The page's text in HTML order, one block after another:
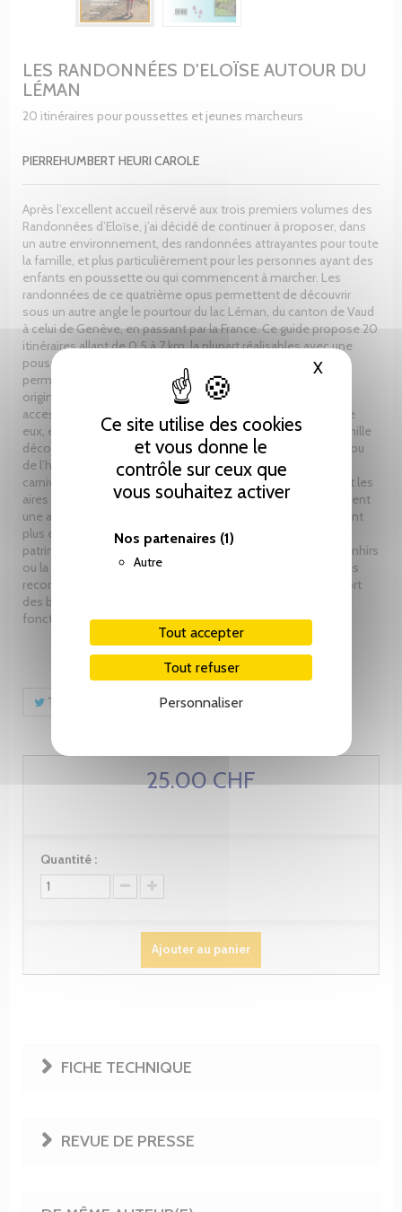
Ce site utilise des cookies
et vous donne le
contrôle sur ceux que
vous souhaitez activer
Nos partenaires (1)
Autre
Tout accepter
Tout refuser
Personnaliser
XMasquer
LES RANDONNÉES D'ELOÏSE AUTOUR DU
LÉMAN
20 itinéraires pour poussettes et jeunes marcheurs
PIERREHUMBERT HEURI CAROLE
Après l’excellent accueil réservé aux trois premiers volumes des
Randonnées d’Eloïse, j’ai décidé de continuer à proposer, dans
un autre environnement, des randonnées attrayantes pour toute
la famille, et plus particulièrement pour les personnes ayant des
enfants en poussette ou qui commencent à marcher. Les
randonnées de ce quatrième opus permettent de découvrir
sous un autre angle le pourtour du lac Léman, du canton de Vaud
à celui de Genève, en passant par la France. Ce guide propose 20
itinéraires allant de 0,5 à 7 km, la plupart réalisables avec une
poussette tout-terrain. Ils sont généralement circulaires et
permettent, selon les saisons, de découvrir des endroits
originaux tant en moyenne montagne qu’en plaine. Ils sont
accessibles en voiture et également, pour la majorité d’entre
eux, en transports publics. Lors de chaque randonnée, la famille
découvre des curiosités, qu’elles soient l’œuvre de la nature ou
de l’homme : des sources, des funiculaires, des plantes
carnivores, des plages de sable fin, etc. Les places de jeux et les
aires de pique-nique sont aussi signalées afin que tous passent
une agréable journée de détente. Dix doubles pages décrivent
plus en détail certains aspects scientifiques et culturels du
patrimoine lémanique tels que l’Escalade genevoise, les menhirs
ou la genèse du tourisme. Cet ouvrage donne également des
recommandations concernant les divers modes de transport
des bébés ainsi que le temps de marche des enfants en
fonction de leur âge.
Tweet Partager Pinterest
25.00 CHF
Quantité :
Ajouter au panier
FICHE TECHNIQUE
REVUE DE PRESSE